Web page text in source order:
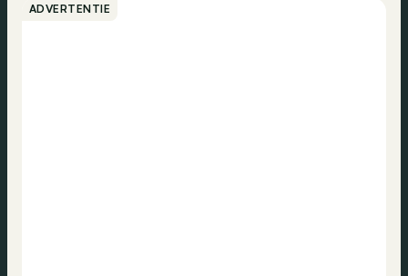
ADVERTENTIE